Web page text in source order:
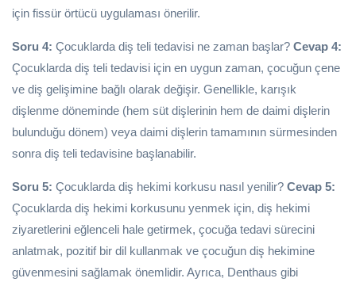
için fissür örtücü uygulaması önerilir.
Soru 4: Çocuklarda diş teli tedavisi ne zaman başlar? Cevap 4:
Çocuklarda diş teli tedavisi için en uygun zaman, çocuğun çene
ve diş gelişimine bağlı olarak değişir. Genellikle, karışık
dişlenme döneminde (hem süt dişlerinin hem de daimi dişlerin
bulunduğu dönem) veya daimi dişlerin tamamının sürmesinden
sonra diş teli tedavisine başlanabilir.
Soru 5: Çocuklarda diş hekimi korkusu nasıl yenilir? Cevap 5:
Çocuklarda diş hekimi korkusunu yenmek için, diş hekimi
ziyaretlerini eğlenceli hale getirmek, çocuğa tedavi sürecini
anlatmak, pozitif bir dil kullanmak ve çocuğun diş hekimine
güvenmesini sağlamak önemlidir. Ayrıca, Denthaus gibi